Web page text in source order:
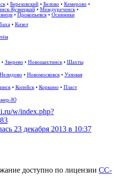
• Березовский• Белово • Кемерово •
Кузнецкий• Междуреченск•
• Прокопьевск• Осинники
• Кизел
• Зверево • Новошахтинск• Шахты
Нелидово • Новомосковск• Узловая
• Копейск• Коркино • Пласт
Ю
w/index.php?
23 декабря 2013 в 10:37
доступно по лицензии CC-